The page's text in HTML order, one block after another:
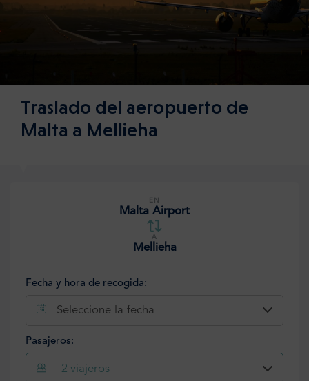
Traslado del aeropuerto de
Malta a Mellieha
EN
Malta Airport
A
Mellieha
Fecha y hora de recogida:
Seleccione la fecha
Pasajeros:
2 viajeros